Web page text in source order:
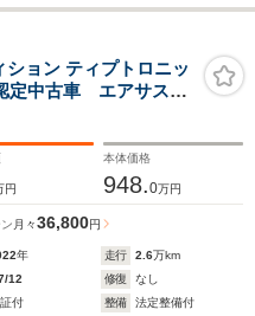
ョン ティプトロニッ
定中古車 エアサス
円
本体価格
948.0万円
月々36,800円
年 走行 2.6万km
12 修復
なし
付 整備
法定整備付